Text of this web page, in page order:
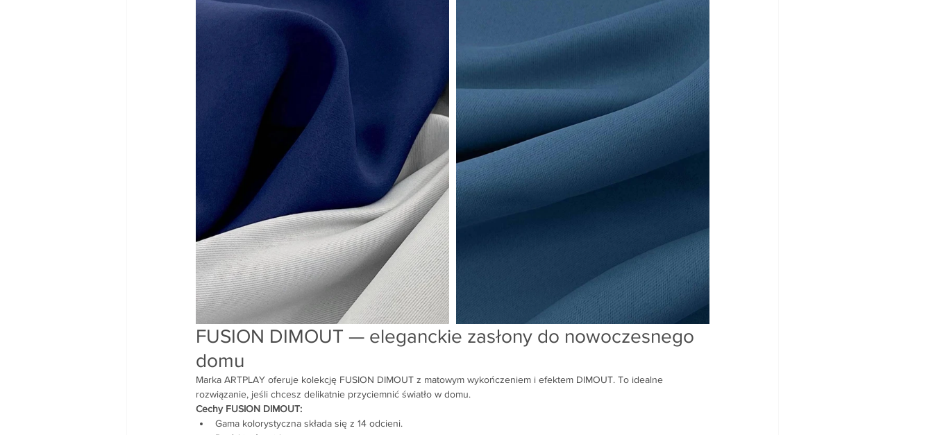
FUSION DIMOUT — eleganckie zasłony do nowoczesnego
domu
Marka ARTPLAY oferuje kolekcję FUSION DIMOUT z matowym wykończeniem i efektem DIMOUT. To idealne
rozwiązanie, jeśli chcesz delikatnie przyciemnić światło w domu.
Cechy FUSION DIMOUT:
Gama kolorystyczna składa się z 14 odcieni.